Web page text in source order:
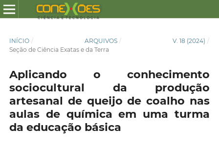
INÍCIO / ARQUIVOS / V. 18 (2024) /
Seção de Ciência Exatas e da Terra
Aplicando o conhecimento
sociocultural da produção
artesanal de queijo de coalho nas
aulas de química em uma turma
da educação básica